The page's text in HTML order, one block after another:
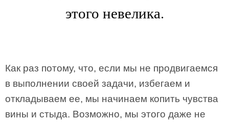
этого невелика.
Как раз потому, что, если мы не продвигаемся
в выполнении своей задачи, избегаем и
откладываем ее, мы начинаем копить чувства
вины и стыда. Возможно, мы этого даже не